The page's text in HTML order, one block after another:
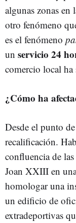
algunas zonas en
otro fenómeno
es el fenómeno
un servicio 24
comercio local
¿Cómo ha
Desde el punto
recalificación.
confluencia de
Joan XXIII en
homologar una
un edificio de
extradeportivas